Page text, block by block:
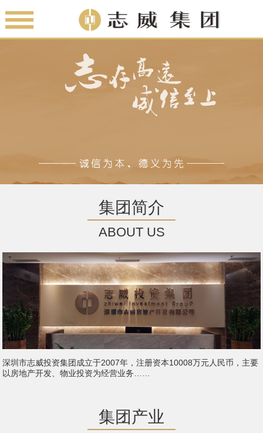
集团简介
ABOUT US
深圳市志威投资集团成立于2007年，注册资本10008万元人民币，主要
以房地产开发、物业投资为经营业务……
集团产业